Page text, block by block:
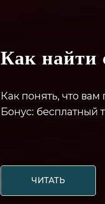
Как найти
Как понять, что
Бонус: бесплатный
ЧИТАТЬ